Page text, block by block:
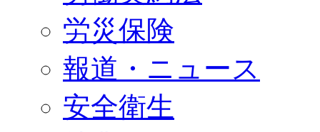
労災保険
報道・ニュース
安全衛生